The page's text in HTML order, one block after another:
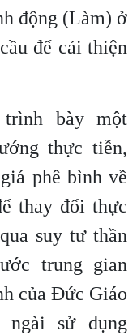
động (Làm) ở
để cải thiện
bày một
thực tiễn,
phê bình về
thay đổi thực
suy tư thần
trung gian
của Đức Giáo
ngài sử dụng